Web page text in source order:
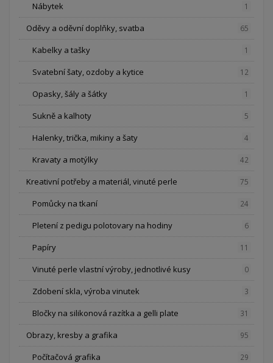
Nábytek 1
Oděvy a oděvní doplňky, svatba 65
Kabelky a tašky 1
Svatební šaty, ozdoby a kytice 12
Opasky, šály a šátky 1
Sukně a kalhoty 5
Halenky, trička, mikiny a šaty 4
Kravaty a motýlky 42
Kreativní potřeby a materiál, vinuté perle 75
Pomůcky na tkaní 24
Pletení z pedigu polotovary na hodiny 6
Papíry 11
Vinuté perle vlastní výroby, jednotlivé kusy 0
Zdobení skla, výroba vinutek 3
Bločky na silikonová razítka a gelli plate 31
Obrazy, kresby a grafika 95
Počítačová grafika 29